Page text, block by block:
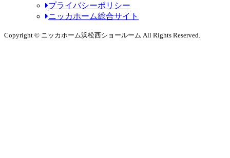
プライバシーポリシー
ニッカホーム総合サイト
Copyright © ニッカホーム浜松西ショールーム All Rights Reserved.